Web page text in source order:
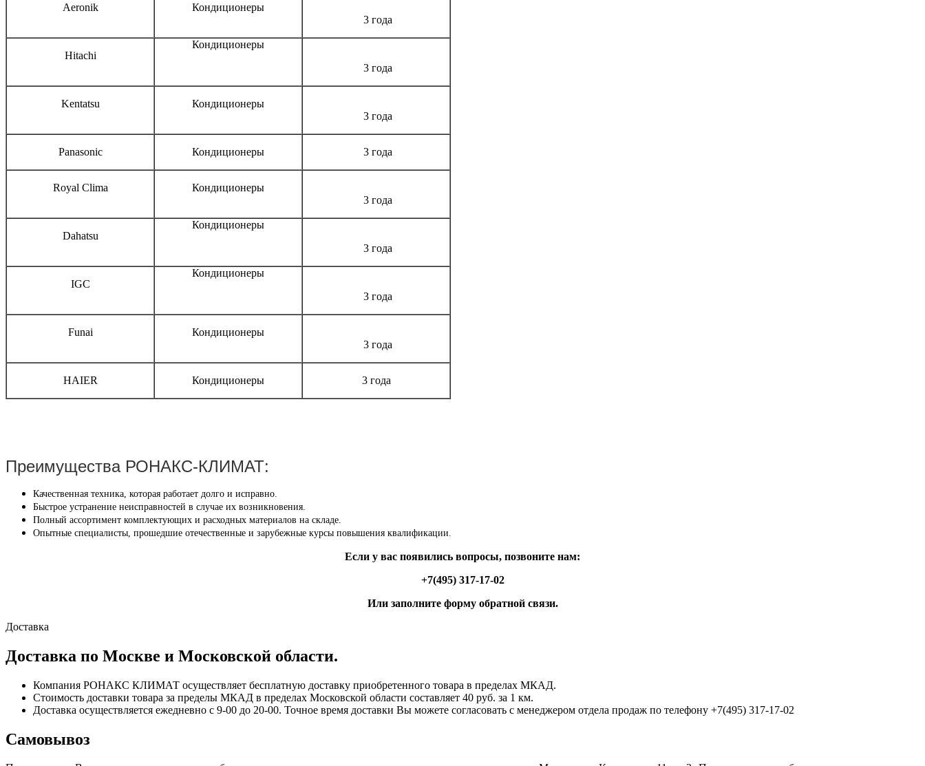
Aeronik
Кондиционеры
3 года
Hitachi
Кондиционеры
3 года
Kentatsu
Кондиционеры
3 года
Panasonic Кондиционеры 3 года
Royal Clima
Кондиционеры
3 года
Dahatsu
Кондиционеры
3 года
IGC
Кондиционеры
3 года
Funai
Кондиционеры
3 года
HAIER Кондиционеры 3 года
Преимущества РОНАКС-КЛИМАТ:
Качественная техника, которая работает долго и исправно.
Быстрое устранение неисправностей в случае их возникновения.
Полный ассортимент комплектующих и расходных материалов на складе.
Опытные специалисты, прошедшие отечественные и зарубежные курсы повышения квалификации.
Если у вас появились вопросы, позвоните нам:
+7(495) 317-17-02
Или заполните форму обратной связи.
Доставка
Доставка по Москве и Московской области.
Компания РОНАКС КЛИМАТ осуществляет бесплатную доставку приобретенного товара в пределах МКАД.
Стоимость доставки товара за пределы МКАД в пределах Московской области составляет 40 руб. за 1 км.
Доставка осуществляется ежедневно с 9-00 до 20-00. Точное время доставки Вы можете согласовать с менеджером отдела продаж по телефону +7(495) 317-17-02
Самовывоз